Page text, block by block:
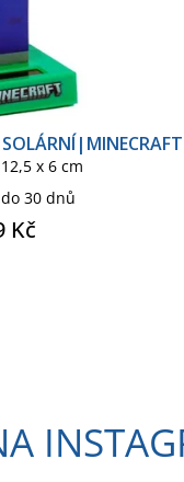
x 6 cm
30 dnů
Kč
c